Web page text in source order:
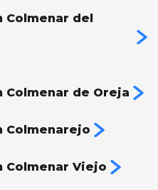
del
Colmenar de Oreja
Colmenarejo
Colmenar Viejo